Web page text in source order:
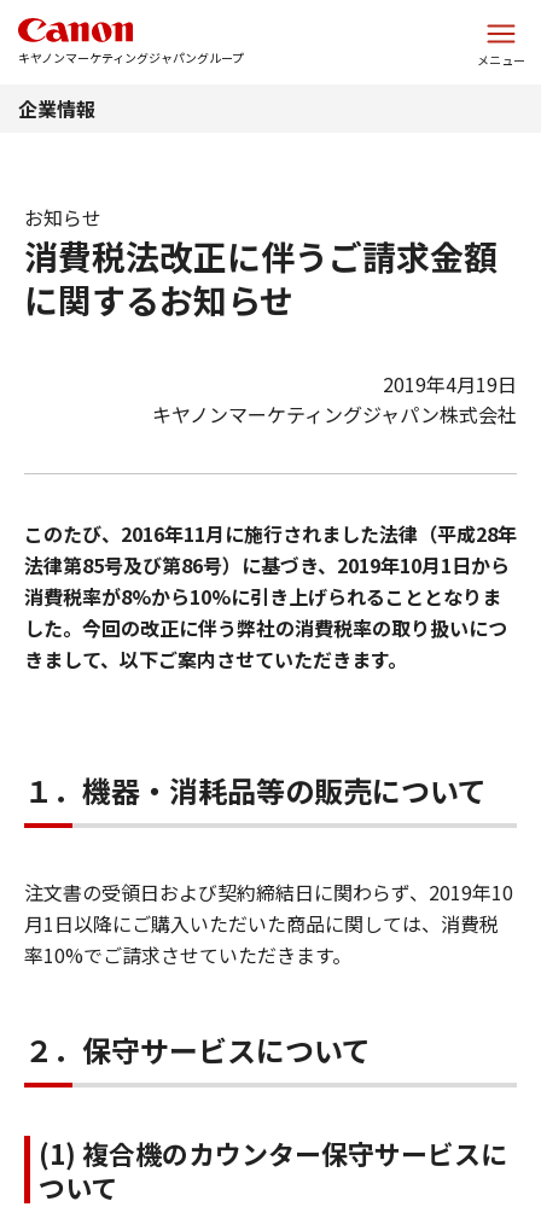
キヤノンマーケティングジャパングループ メニュー
企業情報
消費税法改正に伴うご請求金額
に関するお知らせ
お知らせ
2019年4月19日
キヤノンマーケティングジャパン株式会社
このたび、2016年11月に施行されました法律（平成28年
法律第85号及び第86号）に基づき、2019年10月1日から
消費税率が8%から10%に引き上げられることとなりま
した。今回の改正に伴う弊社の消費税率の取り扱いにつ
きまして、以下ご案内させていただきます。
１．機器・消耗品等の販売について
注文書の受領日および契約締結日に関わらず、2019年10
月1日以降にご購入いただいた商品に関しては、消費税
率10%でご請求させていただきます。
２．保守サービスについて
(1) 複合機のカウンター保守サービスに
ついて